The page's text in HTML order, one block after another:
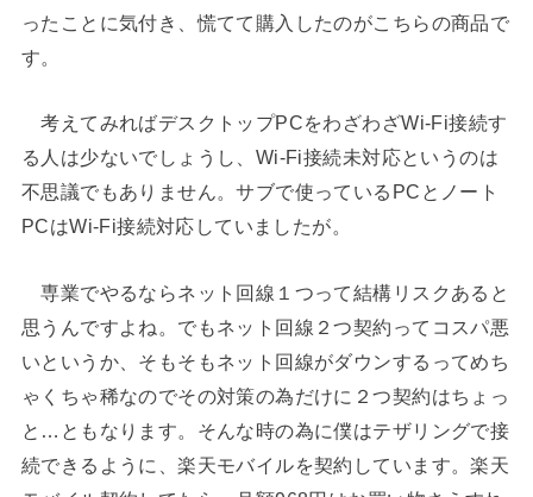
ったことに気付き、慌てて購入したのがこちらの商品で
す。
考えてみればデスクトップPCをわざわざWi-Fi接続す
る人は少ないでしょうし、Wi-Fi接続未対応というのは
不思議でもありません。サブで使っているPCとノート
PCはWi-Fi接続対応していましたが。
専業でやるならネット回線１つって結構リスクあると
思うんですよね。でもネット回線２つ契約ってコスパ悪
いというか、そもそもネット回線がダウンするってめち
ゃくちゃ稀なのでその対策の為だけに２つ契約はちょっ
と…ともなります。そんな時の為に僕はテザリングで接
続できるように、楽天モバイルを契約しています。楽天